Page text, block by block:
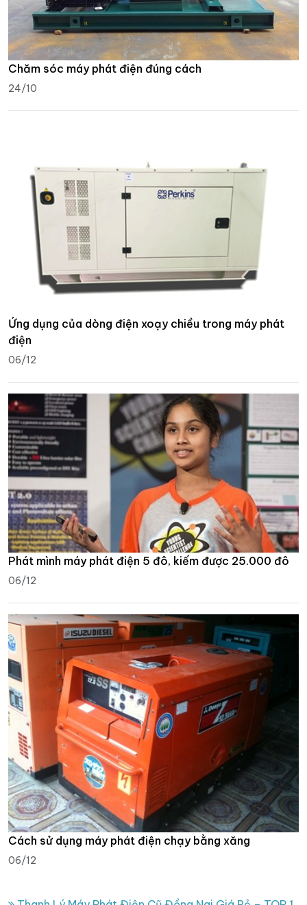
Chăm sóc máy phát điện đúng cách
24/10
Ứng dụng của dòng điện xoạy chiều trong máy phát
điện
06/12
Phát mình máy phát điện 5 đô, kiếm được 25.000 đô
06/12
Cách sử dụng máy phát điện chạy bằng xăng
06/12